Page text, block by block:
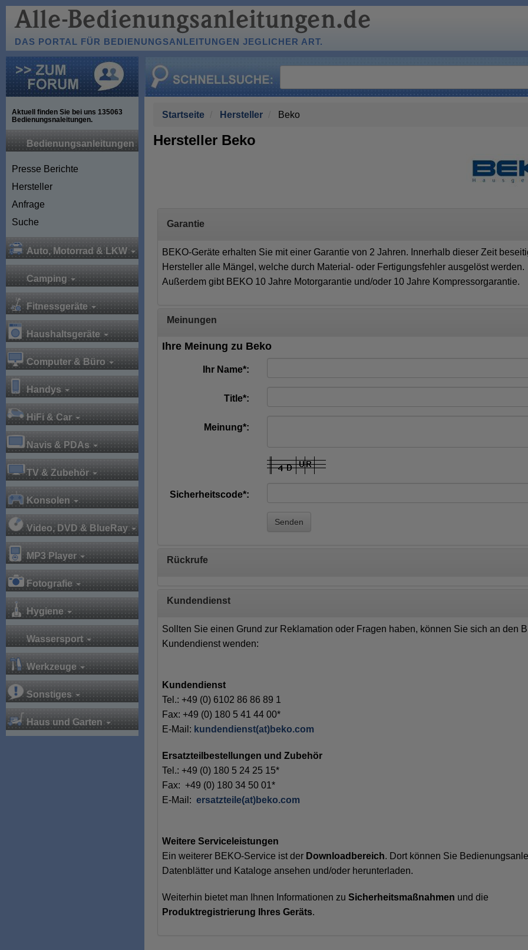
DAS PORTAL FÜR BEDIENUNGSANLEITUNGEN JEGLICHER ART.
Aktuell finden Sie bei uns 135063
Bedienungsnaleitungen.
Bedienungsanleitungen
Presse Berichte
Hersteller
Anfrage
Suche
Auto, Motorrad & LKW
Camping
Fitnessgeräte
Haushaltsgeräte
Computer & Büro
Handys
HiFi & Car
Navis & PDAs
TV & Zubehör
Konsolen
Video, DVD & BlueRay
MP3 Player
Fotografie
Hygiene
Wassersport
Werkzeuge
Sonstiges
Haus und Garten
Startseite Hersteller Beko
Hersteller Beko
Garantie
BEKO-Geräte erhalten Sie mit einer Garantie von 2 Jahren. Innerhalb dieser Zeit
Hersteller alle Mängel, welche durch Material- oder Fertigungsfehler ausgelöst werden.
Außerdem gibt BEKO 10 Jahre Motorgarantie und/oder 10 Jahre Kompressorgarantie.
Meinungen
Ihre Meinung zu Beko
Ihr Name*:
Title*:
Meinung*:
Sicherheitscode*:
Senden
Rückrufe
Kundendienst
Sollten Sie einen Grund zur Reklamation oder Fragen haben, können Sie sich an den
Kundendienst wenden:
Kundendienst
Tel.: +49 (0) 6102 86 86 89 1
Fax: +49 (0) 180 5 41 44 00*
E-Mail: kundendienst(at)beko.com
Ersatzteilbestellungen und Zubehör
Tel.: +49 (0) 180 5 24 25 15*
Fax: +49 (0) 180 34 50 01*
E-Mail:ersatzteile(at)beko.com
Weitere Serviceleistungen
Ein weiterer BEKO-Service ist der Downloadbereich. Dort können Sie
Datenblätter und Kataloge ansehen und/oder herunterladen.
Weiterhin bietet man Ihnen Informationen zuSicherheitsmaßnahmen und die
Produktregistrierung Ihres Geräts.